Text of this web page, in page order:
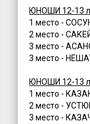
ЮНОШИ 12-13
1 место -
2 место -
3 место -
3 место -
ЮНОШИ 12-13
1 место -
2 место -
3 место -